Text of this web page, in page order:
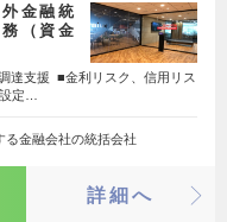
金融統
（資金
達支援 ■金利リスク、信用リス
定…
る金融会社の統括会社
詳細へ